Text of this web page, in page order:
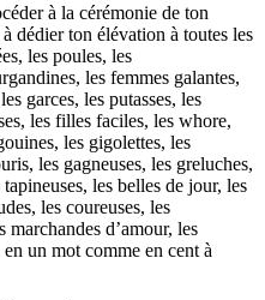
à la cérémonie de ton
dédier ton élévation à toutes les
les poules, les
les femmes galantes,
garces, les putasses, les
les filles faciles, les whore,
les gigolettes, les
les gagneuses, les greluches,
les belles de jour, les
les coureuses, les
marchandes d’amour, les
un mot comme en cent à